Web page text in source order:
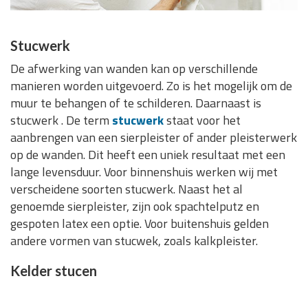
Stucwerk
De afwerking van wanden kan op verschillende
manieren worden uitgevoerd. Zo is het mogelijk om de
muur te behangen of te schilderen. Daarnaast is
stucwerk . De term stucwerkstaat voor het
aanbrengen van een sierpleister of ander pleisterwerk
op de wanden. Dit heeft een uniek resultaat met een
lange levensduur. Voor binnenshuis werken wij met
verscheidene soorten stucwerk. Naast het al
genoemde sierpleister, zijn ook spachtelputz en
gespoten latex een optie. Voor buitenshuis gelden
andere vormen van stucwek, zoals kalkpleister.
Kelder stucen